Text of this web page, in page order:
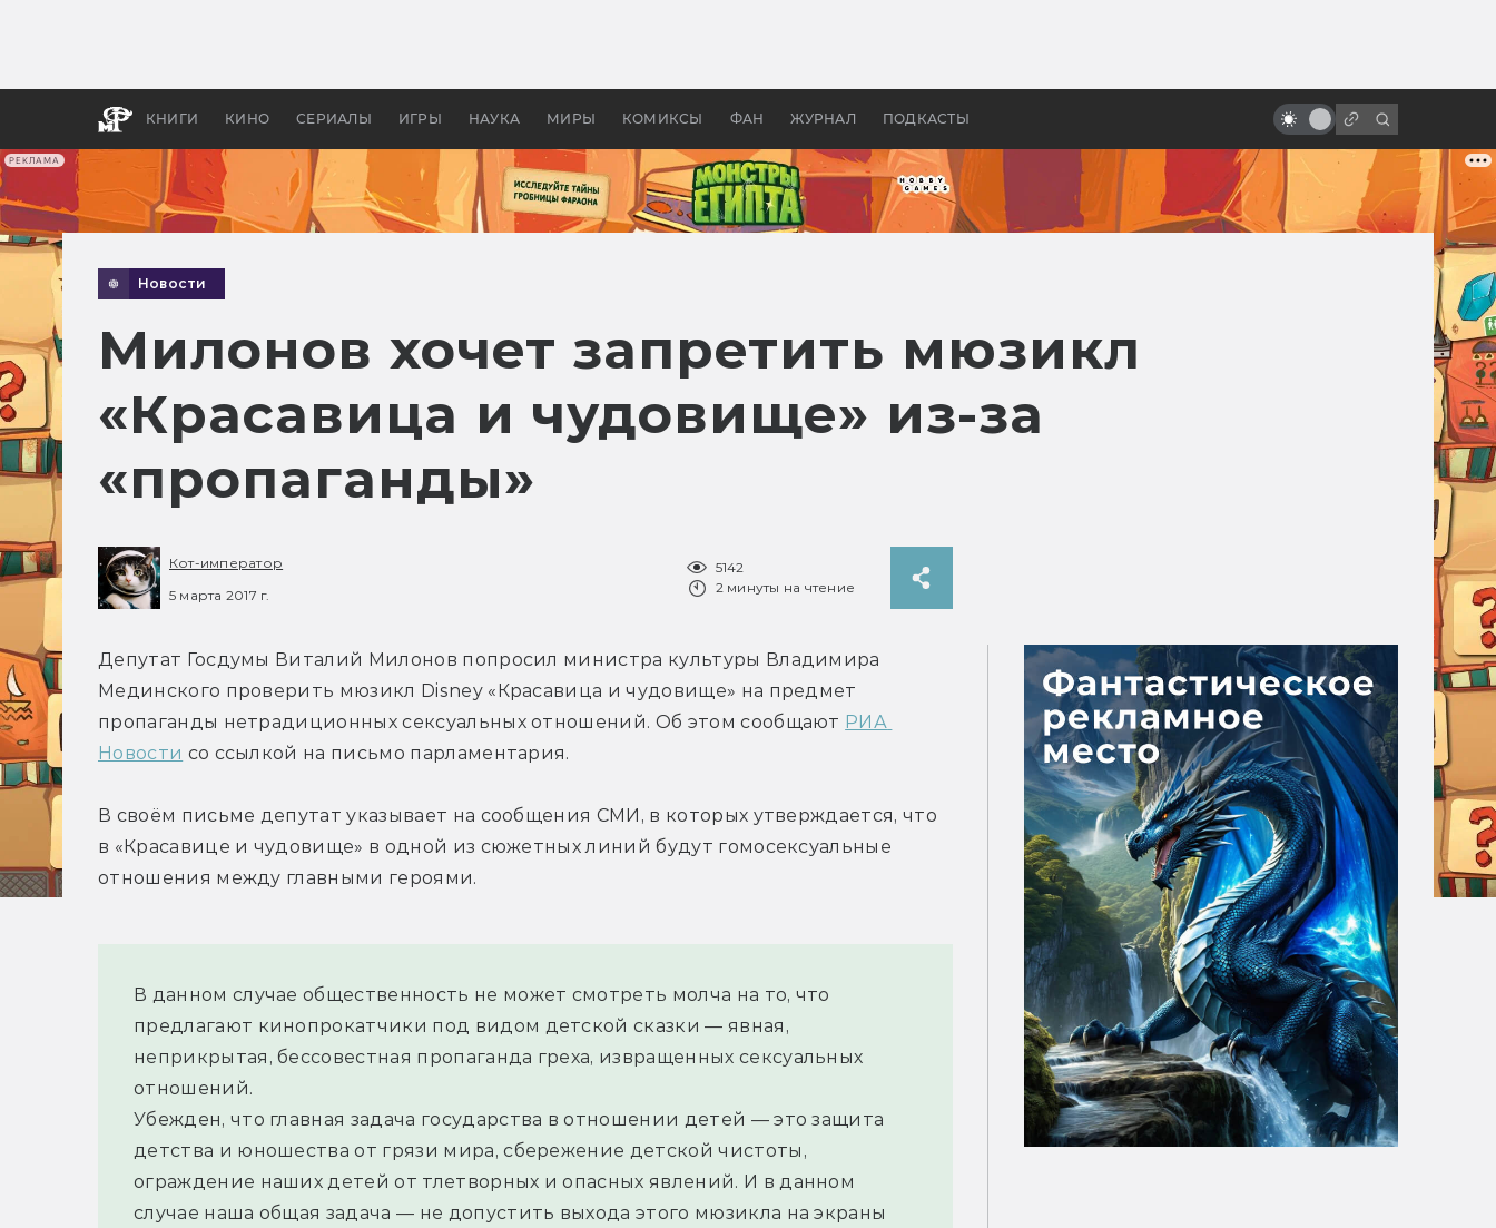
РЕКЛАМА
КНИГИ КИНО СЕРИАЛЫ ИГРЫ НАУКА МИРЫ КОМИКСЫ ФАН ЖУРНАЛ ПОДКАСТЫ
апокалипсис, в России —
бы «Властелина колец»
настоящим волшебством
Новости
Милонов хочет запретить мюзикл
«Красавица и чудовище» из-за
«пропаганды»
Кот-император
5 марта 2017 г.
5142
2 минуты на чтение
Депутат Госдумы Виталий Милонов попросил министра культуры Владимира
Мединского проверить мюзикл Disney «Красавица и чудовище» на предмет
пропаганды нетрадиционных сексуальных отношений. Об этом сообщают РИА
Новости со ссылкой на письмо парламентария.
В своём письме депутат указывает на сообщения СМИ, в которых утверждается, что
в «Красавице и чудовище» в одной из сюжетных линий будут гомосексуальные
отношения между главными героями.
В данном случае общественность не может смотреть молча на то, что
предлагают кинопрокатчики под видом детской сказки — явная,
неприкрытая, бессовестная пропаганда греха, извращенных сексуальных
отношений.
Убежден, что главная задача государства в отношении детей — это защита
детства и юношества от грязи мира, сбережение детской чистоты,
ограждение наших детей от тлетворных и опасных явлений. И в данном
случае наша общая задача — не допустить выхода этого мюзикла на экраны